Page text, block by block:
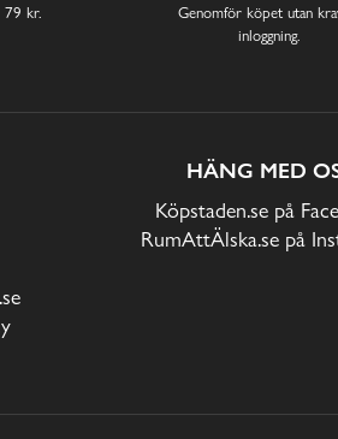
79 kr.
Genomför köpet utan
inloggning.
HÄNG MED
Köpstaden.se på
RumAttÄlska.se på